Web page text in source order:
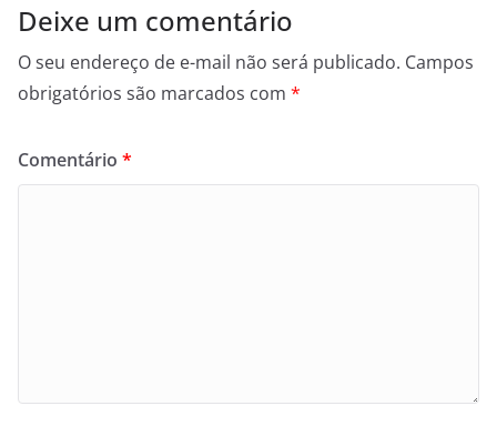
Deixe um comentário
O seu endereço de e-mail não será publicado. Campos
obrigatórios são marcados com *
Comentário *